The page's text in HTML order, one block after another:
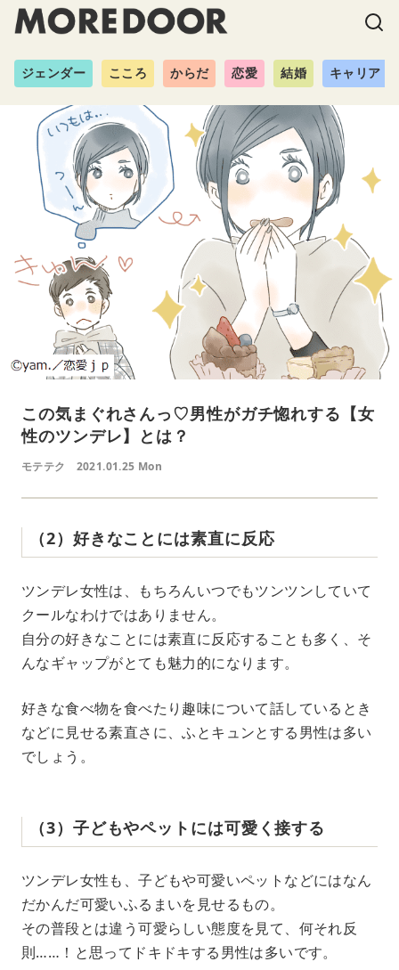
ジェンダー こころ からだ 恋愛 結婚 キャリア
この気まぐれさんっ♡男性がガチ惚れする【女
性のツンデレ】とは？
モテテク 2021.01.25 Mon
（2）好きなことには素直に反応
ツンデレ女性は、もちろんいつでもツンツンしていて
クールなわけではありません。
自分の好きなことには素直に反応することも多く、そ
んなギャップがとても魅力的になります。
好きな食べ物を食べたり趣味について話しているとき
などに見せる素直さに、ふとキュンとする男性は多い
でしょう。
（3）子どもやペットには可愛く接する
ツンデレ女性も、子どもや可愛いペットなどにはなん
だかんだ可愛いふるまいを見せるもの。
その普段とは違う可愛らしい態度を見て、何それ反
則……！と思ってドキドキする男性は多いです。